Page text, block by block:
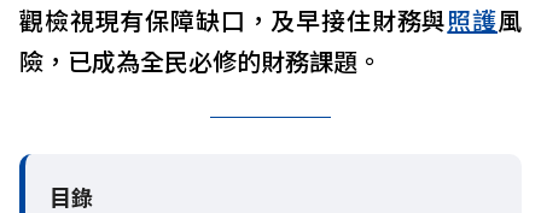
觀檢視現有保障缺口，及早接住財務與照護風
險，已成為全民必修的財務課題。
目錄